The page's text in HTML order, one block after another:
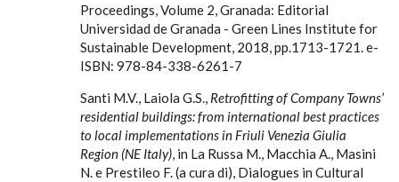
Proceedings, Volume 2, Granada: Editorial
Universidad de Granada - Green Lines Institute for
Sustainable Development, 2018, pp.1713-1721. e-
ISBN: 978-84-338-6261-7
Santi M.V., Laiola G.S., Retrofitting of Company Towns’
residential buildings: from international best practices
to local implementations in Friuli Venezia Giulia
Region (NE Italy), in La Russa M., Macchia A., Masini
N. e Prestileo F. (a cura di), Dialogues in Cultural